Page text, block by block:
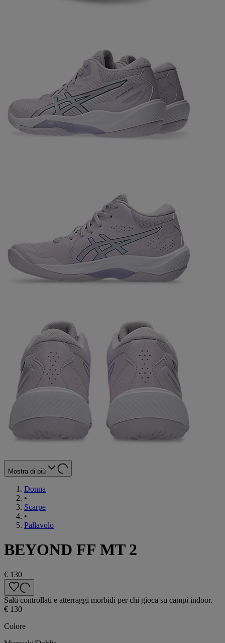
Mostra di più
Donna
•
Scarpe
•
Pallavolo
BEYOND FF MT 2
€ 130
Salti controllati e atterraggi morbidi per chi gioca su campi indoor.
€ 130
Colore